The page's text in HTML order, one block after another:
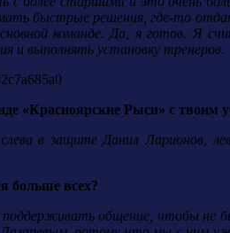
быстрые решения, где-то
команде. Да, я готов. Я
и выполнять установку тренеров.
«Красноярские Рыси» с твоим
в защите Данил Ларионов,
больше всех?
поддерживать общение, чтобы не